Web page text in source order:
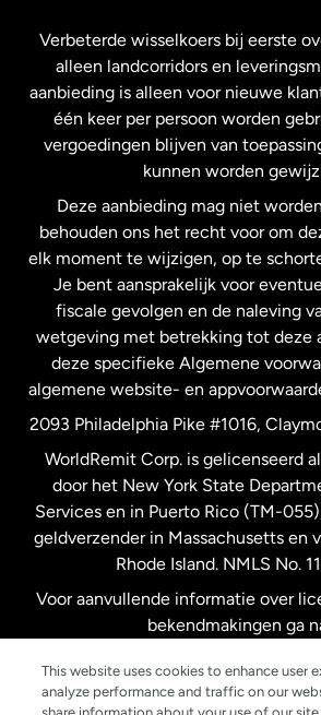
Maleisië
Nederland
Nieuw-Zeeland
Spanje
Verenigd Koninkrijk
Verenigde Staten
Verenigde Staten
Zweden
Verbeterde wisselkoers bij eerste
alleen landcorridors en
aanbieding is alleen voor nieuwe
één keer per persoon worden
vergoedingen blijven van
kunnen worden
Deze aanbieding mag niet
behouden ons het recht voor om
elk moment te wijzigen, op te
Je bent aansprakelijk voor
fiscale gevolgen en de naleving
wetgeving met betrekking tot deze
deze specifieke Algemene
algemene website- en
2093 Philadelphia Pike #1016,
WorldRemit Corp. is gelicenseerd
door het New York State
Services en in Puerto Rico (TM-
geldverzender in Massachusetts en
Rhode Island. NMLS No.
Voor aanvullende informatie over
bekendmakingen ga
This website uses cookies to enhance user
analyze performance and traffic on our